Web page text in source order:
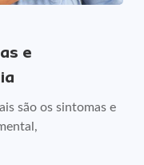
e
são os sintomas e